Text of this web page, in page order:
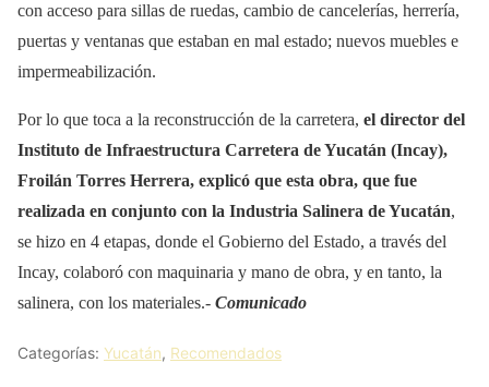
con acceso para sillas de ruedas, cambio de cancelerías, herrería,
puertas y ventanas que estaban en mal estado; nuevos muebles e
impermeabilización.
Por lo que toca a la reconstrucción de la carretera, el director del
Instituto de Infraestructura Carretera de Yucatán (Incay),
Froilán Torres Herrera, explicó que esta obra, que fue
realizada en conjunto con la Industria Salinera de Yucatán,
se hizo en 4 etapas, donde el Gobierno del Estado, a través del
Incay, colaboró con maquinaria y mano de obra, y en tanto, la
salinera, con los materiales.- Comunicado
Categorías: Yucatán, Recomendados